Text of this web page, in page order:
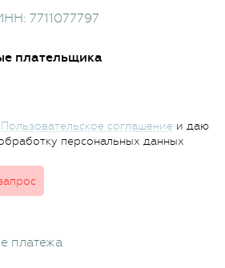
7711077797
плательщика
Пользовательское соглашение и даю
персональных данных
платежа